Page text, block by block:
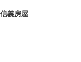
信義房屋